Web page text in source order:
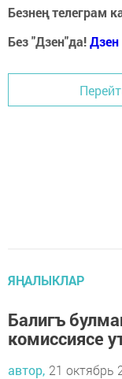
Безнең телеграм
Без "Дзен"да!Дзен
ЯҢАЛЫКЛАР
Балигъ
комиссиясе
автор, 21 октябрь